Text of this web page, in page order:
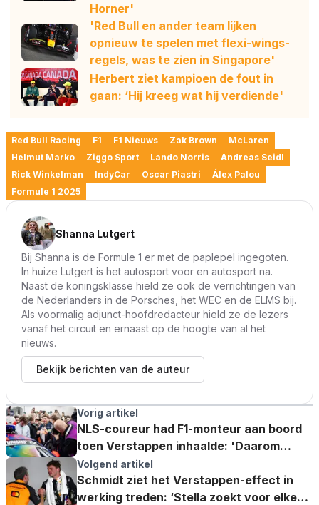
Horner'
'Red Bull en ander team lijken
opnieuw te spelen met flexi-wings-
regels, was te zien in Singapore'
Herbert ziet kampioen de fout in
gaan: ‘Hij kreeg wat hij verdiende'
Red Bull Racing F1 F1 Nieuws Zak Brown
McLaren
Helmut Marko
Ziggo Sport Lando Norris
Andreas Seidl
Rick Winkelman
IndyCar Oscar Piastri
Álex Palou
Formule 1 2025
Shanna Lutgert
Bij Shanna is de Formule 1 er met de paplepel ingegoten.
In huize Lutgert is het autosport voor en autosport na.
Naast de koningsklasse hield ze ook de verrichtingen van
de Nederlanders in de Porsches, het WEC en de ELMS bij.
Als voormalig adjunct-hoofdredacteur hield ze de lezers
vanaf het circuit en ernaast op de hoogte van al het
nieuws.
Bekijk berichten van de auteur
Vorig artikel
NLS-coureur had F1-monteur aan boord
toen Verstappen inhaalde: 'Daarom
moesten we lachen!'
Volgend artikel
Schmidt ziet het Verstappen-effect in
werking treden: ‘Stella zoekt voor elke